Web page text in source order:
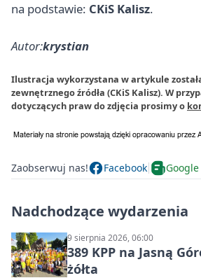
na podstawie: CKiS Kalisz.
Autor:krystian
Ilustracja wykorzystana w artykule
zewnętrznego źródła (CKiS Kalisz). W
dotyczących praw do zdjęcia prosimy o
Zaobserwuj nas! Facebook
Nadchodzące wydarzenia
9 sierpnia 2026, 06:00
389 KPP na Jasną
żółta